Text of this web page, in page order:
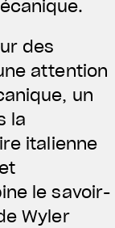
des
attention
un
la
italienne
le savoir-
Wyler